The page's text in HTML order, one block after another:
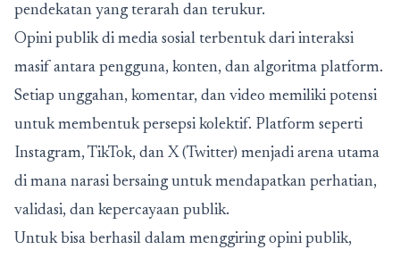
pendekatan yang terarah dan terukur.
Opini publik di media sosial terbentuk dari interaksi
masif antara pengguna, konten, dan algoritma platform.
Setiap unggahan, komentar, dan video memiliki potensi
untuk membentuk persepsi kolektif. Platform seperti
Instagram, TikTok, dan X (Twitter) menjadi arena utama
di mana narasi bersaing untuk mendapatkan perhatian,
validasi, dan kepercayaan publik.
Untuk bisa berhasil dalam menggiring opini publik,